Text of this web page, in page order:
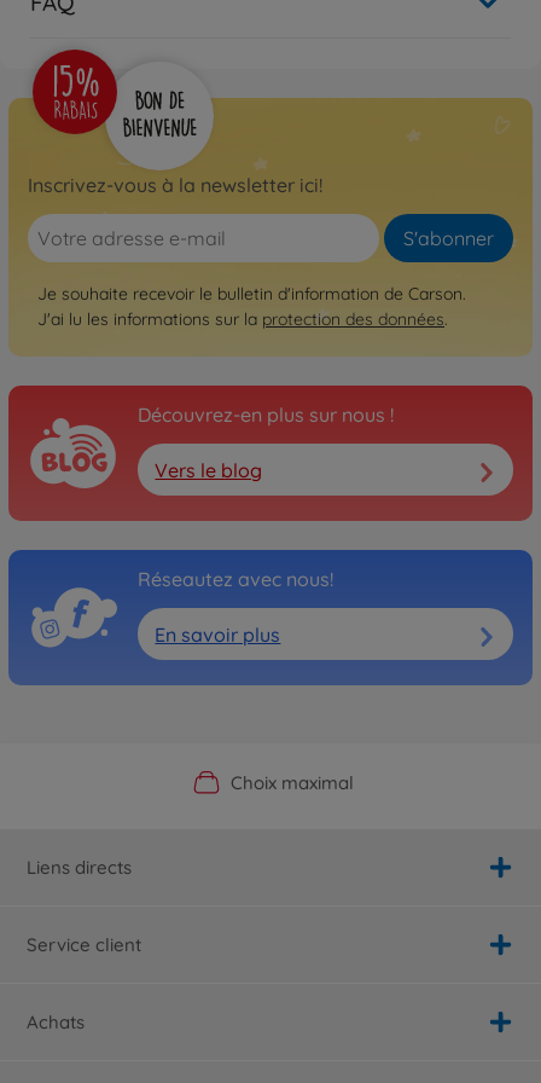
Voiture télécommandée
1:24 Lamborghini Sian
2.4GHz 100% RTR
€24.99
Inscrivez-vous à la newsletter ici!
S'abonner
Je souhaite recevoir le bulletin d'information de Carson.
J'ai lu les informations sur la protection des données.
Découvrez-en plus sur nous !
Vers le blog
Réseautez avec nous!
En savoir plus
Boutique officielle du fabricant
Choix maximal
Service personnalisé
Livraison rapide
Liens directs
Service client
Achats